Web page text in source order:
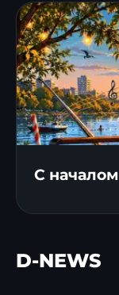
С
D-NEWS